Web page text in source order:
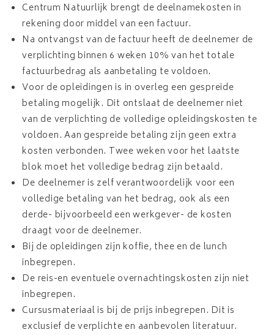
Centrum Natuurlijk brengt de deelnamekosten in
rekening door middel van een factuur.
Na ontvangst van de factuur heeft de deelnemer de
verplichting binnen 6 weken 10% van het totale
factuurbedrag als aanbetaling te voldoen.
Voor de opleidingen is in overleg een gespreide
betaling mogelijk. Dit ontslaat de deelnemer niet
van de verplichting de volledige opleidingskosten te
voldoen. Aan gespreide betaling zijn geen extra
kosten verbonden. Twee weken voor het laatste
blok moet het volledige bedrag zijn betaald.
De deelnemer is zelf verantwoordelijk voor een
volledige betaling van het bedrag, ook als een
derde- bijvoorbeeld een werkgever- de kosten
draagt voor de deelnemer.
Bij de opleidingen zijn koffie, thee en de lunch
inbegrepen.
De reis-en eventuele overnachtingskosten zijn niet
inbegrepen.
Cursusmateriaal is bij de prijs inbegrepen. Dit is
exclusief de verplichte en aanbevolen literatuur.